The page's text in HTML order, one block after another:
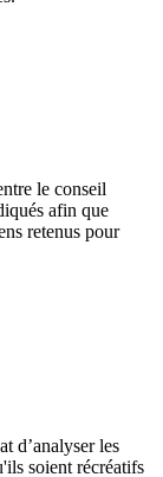
le conseil
afin que
retenus pour
d’analyser les
soient récréatifs